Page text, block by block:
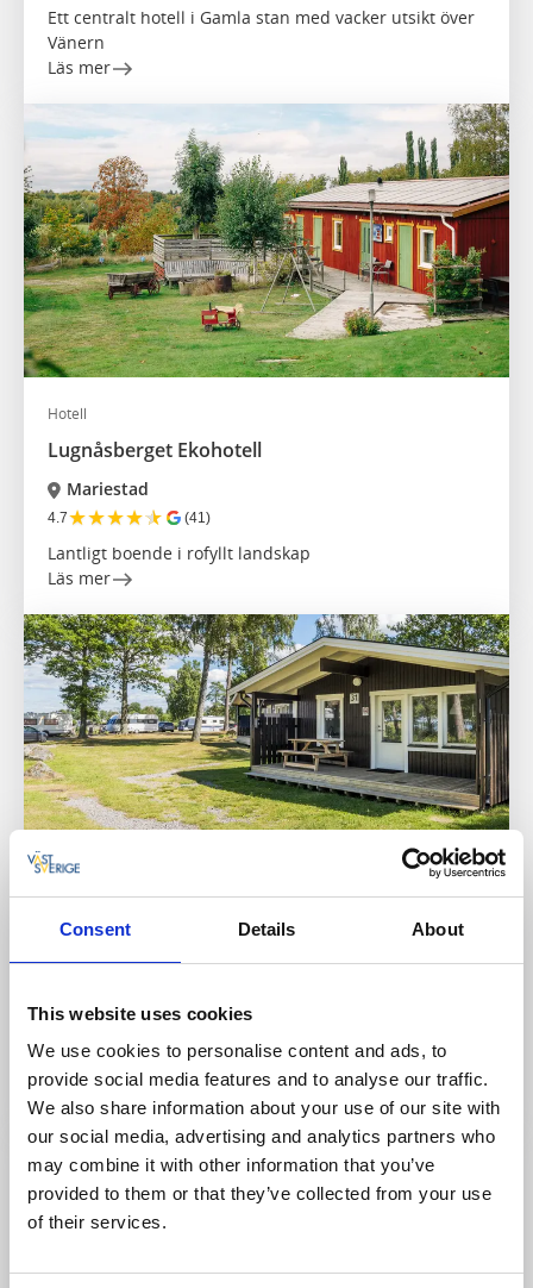
Consent Details About
This website uses cookies
We use cookies to personalise content and ads, to
provide social media features and to analyse our traffic.
We also share information about your use of our site with
our social media, advertising and analytics partners who
may combine it with other information that you’ve
provided to them or that they’ve collected from your use
of their services.
Ett centralt hotell i Gamla stan med vacker utsikt över
Vänern
Läs mer
Hotell
Lugnåsberget Ekohotell
Mariestad
4.7★★★★★ (41)
Lantligt boende i rofyllt landskap
Läs mer
Stugor och stugbyar Ställplats/Quickstop
First Camp Ekudden-Mariestad
En campingpärla vid Vänerns strand
Läs mer